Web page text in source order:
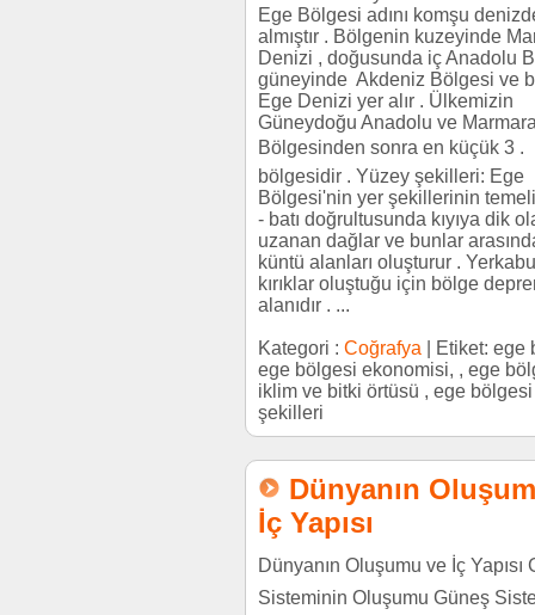
Ege Bölgesi adını komşu
almıştır . Bölgenin kuzeyinde
De­nizi , doğusunda iç Anadolu
güneyinde Akdeniz Bölgesi ve
Ege Denizi yer alır . Ülkemizin
Güneydoğu Anadolu ve
Bölgesinden sonra en küçük 3 .
bölgesidir . Yüzey şekilleri: Ege
Bölgesi'nin yer şekille­rinin
- batı doğrultusunda kıyıya dik
uzanan dağlar ve bunlar
küntü alanları oluşturur .
kırıklar oluştuğu için bölge
alanıdır . ...
Kategori : Coğrafya | Etiket: ege
ege bölgesi ekonomisi, , ege
iklim ve bitki örtüsü , ege
şekilleri
Dünyanın
İç Yapısı
Dünyanın Oluşumu ve İç Yapısı
Sisteminin Oluşumu Güneş